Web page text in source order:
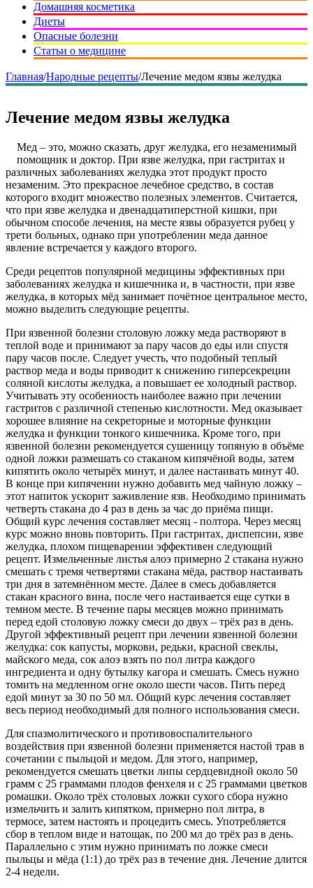
Домашняя косметика
Диеты
Опасные болезни
Статьи о медицине
Главная/Народные рецепты/Лечение медом язвы желудка
Лечение медом язвы желудка
Мед – это, можно сказать, друг желудка, его незаменимый
помощник и доктор. При язве желудка, при гастритах и
различных заболеваниях желудка этот продукт просто
незаменим. Это прекрасное лечебное средство, в состав
которого входит множество полезных элементов. Считается,
что при язве желудка и двенадцатиперстной кишки, при
обычном способе лечения, на месте язвы образуется рубец у
трети больных, однако при употреблении меда данное
явление встречается у каждого второго.
Среди рецептов популярной медицины эффективных при
заболеваниях желудка и кишечника и, в частности, при язве
желудка, в которых мёд занимает почётное центральное место,
можно выделить следующие рецепты.
При язвенной болезни столовую ложку меда растворяют в
теплой воде и принимают за пару часов до еды или спустя
пару часов после. Следует учесть, что подобный теплый
раствор меда и воды приводит к снижению гиперсекреции
соляной кислоты желудка, а повышает ее холодный раствор.
Учитывать эту особенность наиболее важно при лечении
гастритов с различной степенью кислотности. Мед оказывает
хорошее влияние на секреторные и моторные функции
желудка и функции тонкого кишечника. Кроме того, при
язвенной болезни рекомендуется сушеницу топяную в объёме
одной ложки размешать со стаканом кипячёной воды, затем
кипятить около четырёх минут, и далее настаивать минут 40.
В конце при кипячении нужно добавить мед чайную ложку –
этот напиток ускорит заживление язв. Необходимо принимать
четверть стакана до 4 раз в день за час до приёма пищи.
Общий курс лечения составляет месяц - полтора. Через месяц
курс можно вновь повторить. При гастритах, диспепсии, язве
желудка, плохом пищеварении эффективен следующий
рецепт. Измельченные листья алоэ примерно 2 стакана нужно
смешать с тремя четвертями стакана мёда, раствор настаивать
три дня в затемнённом месте. Далее в смесь добавляется
стакан красного вина, после чего настаивается еще сутки в
темном месте. В течение пары месяцев можно принимать
перед едой столовую ложку смеси до двух – трёх раз в день.
Другой эффективный рецепт при лечении язвенной болезни
желудка: сок капусты, моркови, редьки, красной свеклы,
майского меда, сок алоэ взять по пол литра каждого
ингредиента и одну бутылку кагора и смешать. Смесь нужно
томить на медленном огне около шести часов. Пить перед
едой минут за 30 по 50 мл. Общий курс лечения составляет
весь период необходимый для полного использования смеси.
Для спазмолитического и противовоспалительного
воздействия при язвенной болезни применяется настой трав в
сочетании с пыльцой и медом. Для этого, например,
рекомендуется смешать цветки липы сердцевидной около 50
грамм с 25 граммами плодов фенхеля и с 25 граммами цветков
ромашки. Около трёх столовых ложки сухого сбора нужно
измельчить и залить кипятком, примерно пол литра, в
термосе, затем настоять и процедить смесь. Употребляется
сбор в теплом виде и натощак, по 200 мл до трёх раз в день.
Параллельно с этим нужно принимать по ложке смеси
пыльцы и мёда (1:1) до трёх раз в течение дня. Лечение длится
2-4 недели.